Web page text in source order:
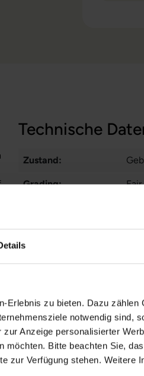
zu bieten. Dazu zählen
notwendig sind,
Anzeige personalisierter
möchten. Bitte beachten Sie,
zur Verfügung stehen. Weitere
Technische
Zustand:
Grading: Fair
Displayauflösung:
CPU Generation: 11
Prozessorkerne: 4
Datenspeicher: